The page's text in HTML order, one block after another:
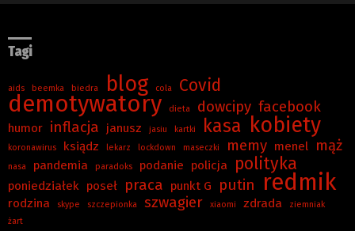
Tagi
aids beemka biedra blog cola Covid
demotywatory dieta dowcipy facebook
humor inflacja janusz jasiu kartki kasa kobiety
koronawirus ksiądz lekarz lockdown maseczki memy menel mąż
nasa pandemia paradoks podanie policja polityka
poniedziałek poseł praca punkt G putin redmik
rodzina skype szczepionka szwagier xiaomi zdrada
ziemniak
żart